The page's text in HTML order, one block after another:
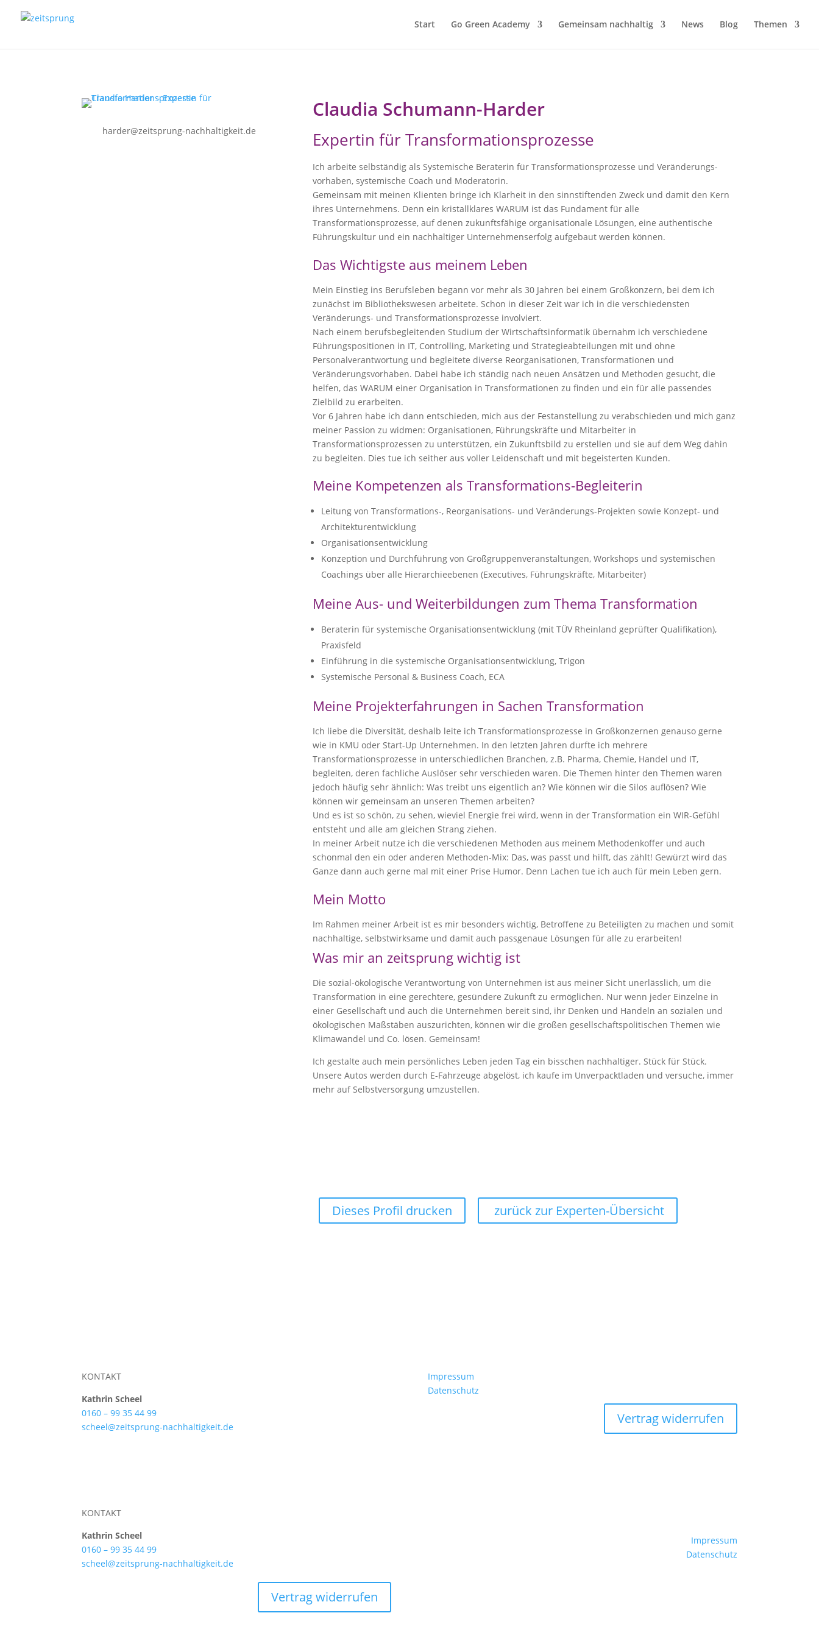
Start Go Green Academy Gemeinsam nachhaltig News Blog Themen
harder@zeitsprung-nachhaltigkeit.de
Claudia Schumann-Harder
Expertin für Transformationsprozesse
Ich arbeite selbständig als Systemische Beraterin für Transformations­prozesse und Veränderungs­
vorhaben, systemische Coach und Moderatorin.
Gemeinsam mit meinen Klienten bringe ich Klarheit in den sinnstiftenden Zweck und damit den Kern
ihres Unternehmens. Denn ein kristallklares WARUM ist das Fundament für alle
Transformationsprozesse, auf denen zukunftsfähige organisationale Lösungen, eine authentische
Führungskultur und ein nachhaltiger Unternehmenserfolg aufgebaut werden können.
Das Wichtigste aus meinem Leben
Mein Einstieg ins Berufsleben begann vor mehr als 30 Jahren bei einem Großkonzern, bei dem ich
zunächst im Bibliothekswesen arbeitete. Schon in dieser Zeit war ich in die verschiedensten
Veränderungs- und Transformationsprozesse involviert.
Nach einem berufsbegleitenden Studium der Wirtschaftsinformatik übernahm ich verschiedene
Führungspositionen in IT, Controlling, Marketing und Strategie­abteilungen mit und ohne
Personalverantwortung und begleitete diverse Reorganisationen, Transformationen und
Veränderungsvorhaben. Dabei habe ich ständig nach neuen Ansätzen und Methoden gesucht, die
helfen, das WARUM einer Organisation in Transformationen zu finden und ein für alle passendes
Zielbild zu erarbeiten.
Vor 6 Jahren habe ich dann entschieden, mich aus der Festanstellung zu verabschieden und mich ganz
meiner Passion zu widmen: Organisationen, Führungskräfte und Mitarbeiter in
Transformationsprozessen zu unterstützen, ein Zukunftsbild zu erstellen und sie auf dem Weg dahin
zu begleiten. Dies tue ich seither aus voller Leidenschaft und mit begeisterten Kunden.
Meine Kompetenzen als Transformations-Begleiterin
Leitung von Transformations-, Reorganisations- und Veränderungs-Projekten sowie Konzept- und
Architekturentwicklung
Organisationsentwicklung
Konzeption und Durchführung von Großgruppenveranstaltungen, Workshops und systemischen
Coachings über alle Hierarchieebenen (Executives, Führungskräfte, Mitarbeiter)
Meine Aus- und Weiterbildungen zum Thema Transformation
Beraterin für systemische Organisationsentwicklung (mit TÜV Rheinland geprüfter Qualifikation),
Praxisfeld
Einführung in die systemische Organisationsentwicklung, Trigon
Systemische Personal & Business Coach, ECA
Meine Projekterfahrungen in Sachen Transformation
Ich liebe die Diversität, deshalb leite ich Transformationsprozesse in Großkonzernen genauso gerne
wie in KMU oder Start-Up Unternehmen. In den letzten Jahren durfte ich mehrere
Transformationsprozesse in unterschiedlichen Branchen, z.B. Pharma, Chemie, Handel und IT,
begleiten, deren fachliche Auslöser sehr verschieden waren. Die Themen hinter den Themen waren
jedoch häufig sehr ähnlich: Was treibt uns eigentlich an? Wie können wir die Silos auflösen? Wie
können wir gemeinsam an unseren Themen arbeiten?
Und es ist so schön, zu sehen, wieviel Energie frei wird, wenn in der Transformation ein WIR-Gefühl
entsteht und alle am gleichen Strang ziehen.
In meiner Arbeit nutze ich die verschiedenen Methoden aus meinem Methodenkoffer und auch
schonmal den ein oder anderen Methoden-Mix: Das, was passt und hilft, das zählt! Gewürzt wird das
Ganze dann auch gerne mal mit einer Prise Humor. Denn Lachen tue ich auch für mein Leben gern.
Mein Motto
Im Rahmen meiner Arbeit ist es mir besonders wichtig, Betroffene zu Beteiligten zu machen und somit
nachhaltige, selbstwirksame und damit auch passgenaue Lösungen für alle zu erarbeiten!
Was mir an zeitsprung wichtig ist
Die sozial-ökologische Verantwortung von Unternehmen ist aus meiner Sicht unerlässlich, um die
Transformation in eine gerechtere, gesündere Zukunft zu ermöglichen. Nur wenn jeder Einzelne in
einer Gesellschaft und auch die Unternehmen bereit sind, ihr Denken und Handeln an sozialen und
ökologischen Maßstäben auszurichten, können wir die großen gesellschaftspolitischen Themen wie
Klimawandel und Co. lösen. Gemeinsam!
Ich gestalte auch mein persönliches Leben jeden Tag ein bisschen nachhaltiger. Stück für Stück.
Unsere Autos werden durch E-Fahrzeuge abgelöst, ich kaufe im Unverpacktladen und versuche, immer
mehr auf Selbstversorgung umzustellen.
Dieses Profil drucken zurück zur Experten-Übersicht
KONTAKT
Kathrin Scheel
0160 – 99 35 44 99
scheel@zeitsprung-nachhaltigkeit.de
Impressum
Datenschutz
Vertrag widerrufen
KONTAKT
Kathrin Scheel
0160 – 99 35 44 99
scheel@zeitsprung-nachhaltigkeit.de
Vertrag widerrufen
Impressum
Datenschutz